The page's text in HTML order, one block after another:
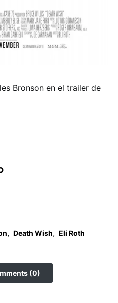
Bronson en el trailer de
, Death Wish, Eli Roth
(0)